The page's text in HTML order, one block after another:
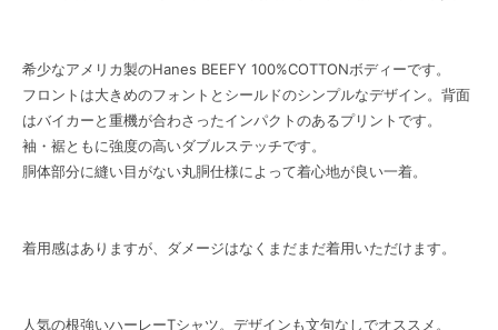
希少なアメリカ製のHanes BEEFY 100%COTTONボディーです。
フロントは大きめのフォントとシールドのシンプルなデザイン。背面
はバイカーと重機が合わさったインパクトのあるプリントです。
袖・裾ともに強度の高いダブルステッチです。
胴体部分に縫い目がない丸胴仕様によって着心地が良い一着。
着用感はありますが、ダメージはなくまだまだ着用いただけます。
人気の根強いハーレーTシャツ。デザインも文句なしでオススメ。